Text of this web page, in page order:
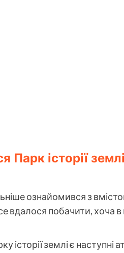
Парк історії землі
ознайомився з
вдалося побачити, хоча
землі є наступні